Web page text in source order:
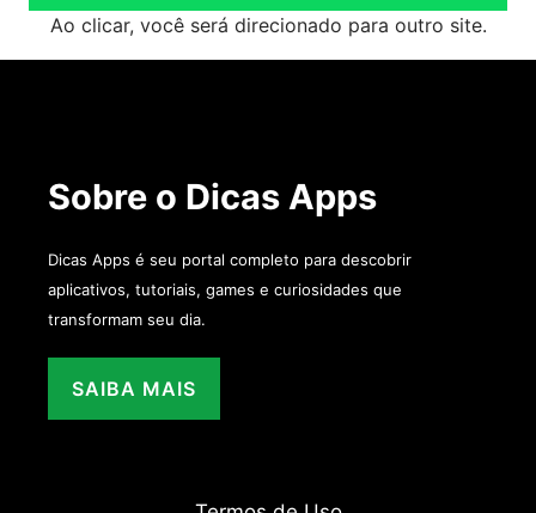
Ao clicar, você será direcionado para outro site.
Sobre o Dicas Apps
Dicas Apps é seu portal completo para descobrir
aplicativos, tutoriais, games e curiosidades que
transformam seu dia.
SAIBA MAIS